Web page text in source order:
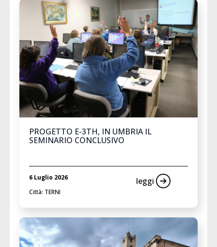
PROGETTO E-3TH, IN UMBRIA IL
SEMINARIO CONCLUSIVO
6 Luglio 2026
Città: TERNI
leggi